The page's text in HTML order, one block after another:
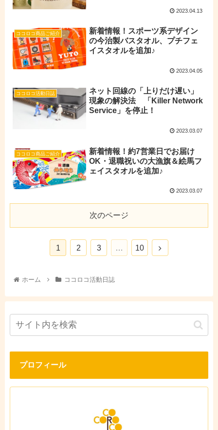
2023.04.13
ココロコ商品ご紹介
新着情報！スポーツ系デザイン
の今治製バスタオル、プチフェ
イスタオルを追加♪
2023.04.05
ココロコ活動日誌
ネット回線の「上りだけ遅い」
現象の解決法 「Killer Network
Service」を停止！
2023.03.07
ココロコ商品ご紹介
新着情報！約7営業日でお届け
OK・退職祝いの大漁旗＆絵馬フ
ェイスタオルを追加♪
2023.03.07
次のページ
1 2 3 … 10
ホーム ココロコ活動日誌
プロフィール